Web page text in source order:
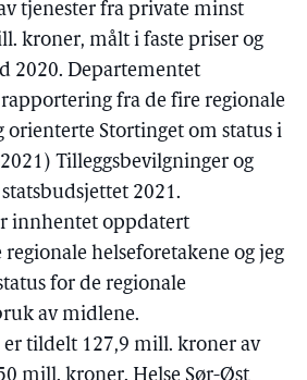
tjenester fra private minst
kroner, målt i faste priser og
2020. Departementet
fra de fire regionale
orienterte Stortinget om status i
Tilleggsbevilgninger og
2021.
innhentet oppdatert
helseforetakene og jeg
for de regionale
av midlene.
er tildelt 127,9 mill. kroner av